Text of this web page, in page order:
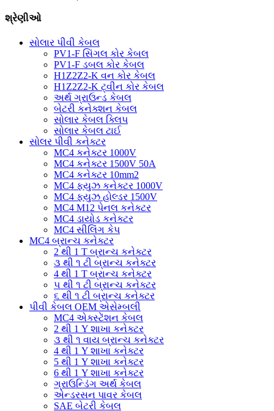
શ્રેણીઓ
સોલાર પીવી કેબલ
PV1-F સિંગલ કોર કેબલ
PV1-F ડબલ ​​કોર કેબલ
H1Z2Z2-K વન કોર કેબલ
H1Z2Z2-K ટ્વીન કોર કેબલ
અર્થ ગ્રાઉન્ડ કેબલ
બેટરી કનેક્શન કેબલ
સોલાર કેબલ ક્લિપ
સોલાર કેબલ ટાઈ
સોલર પીવી કનેક્ટર
MC4 કનેક્ટર 1000V
MC4 કનેક્ટર 1500V 50A
MC4 કનેક્ટર 10mm2
MC4 ફ્યુઝ કનેક્ટર 1000V
MC4 ફ્યુઝ હોલ્ડર 1500V
MC4 M12 પેનલ કનેક્ટર
MC4 ડાયોડ કનેક્ટર
MC4 સીલિંગ કેપ
MC4 બ્રાન્ચ કનેક્ટર
2 થી 1 T બ્રાન્ચ કનેક્ટર
૩ થી ૧ ટી બ્રાન્ચ કનેક્ટર
4 થી 1 T બ્રાન્ચ કનેક્ટર
૫ થી ૧ ટી બ્રાન્ચ કનેક્ટર
૬ થી ૧ ટી બ્રાન્ચ કનેક્ટર
પીવી કેબલ OEM એસેમ્બલી
MC4 એક્સ્ટેંશન કેબલ
2 થી 1 Y શાખા કનેક્ટર
૩ થી ૧ વાય બ્રાન્ચ કનેક્ટર
4 થી 1 Y શાખા કનેક્ટર
5 થી 1 Y શાખા કનેક્ટર
6 થી 1 Y શાખા કનેક્ટર
ગ્રાઉન્ડિંગ અર્થ કેબલ
એન્ડરસન પાવર કેબલ
SAE બેટરી કેબલ